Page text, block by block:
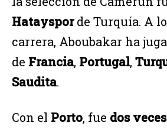
Hataysporde Turquía. A
carrera, Aboubakar ha
de Francia, Portugal,
Saudita.
Con el Porto, fue dos